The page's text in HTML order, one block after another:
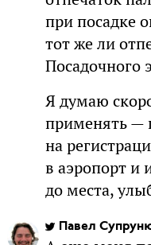
при посадке
тот же ли
Посадочного
Я думаю
применять —
на
в аэропорт и
до места,
Павел